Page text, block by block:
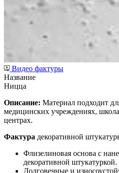
Видео фактуры
Название
Ницца
Описание: Материал подходит
медицинских учреждениях,
центрах.
Фактура декоративной
Флизелиновая основа с
декоративной штукатуркой.
Долговечные и